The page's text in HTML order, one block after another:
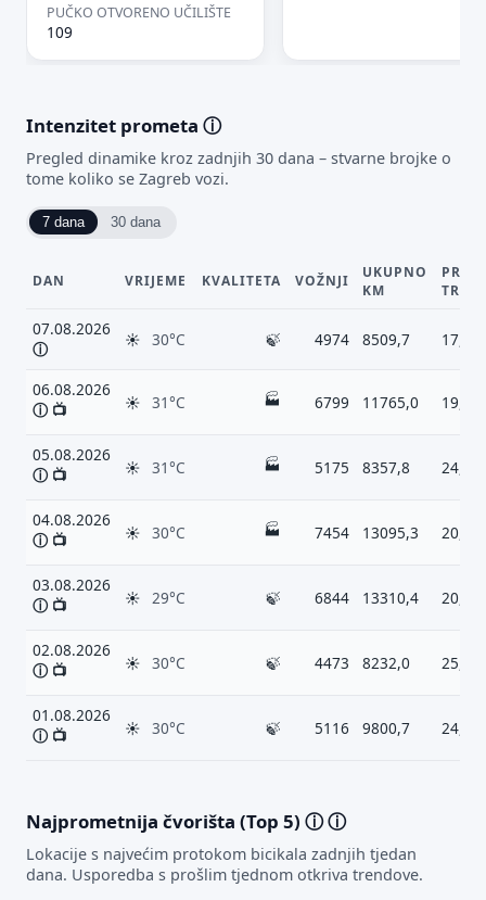
PUČKO OTVORENO UČILIŠTE
109
Intenzitet prometa ⓘ
Pregled dinamike kroz zadnjih 30 dana – stvarne brojke o
tome koliko se Zagreb vozi.
7 dana 30 dana
DAN VRIJEME KVALITETA VOŽNJI
UKUPNO
KM
07.08.2026
ⓘ
☀ 30°C 🍃 4974 8509,7 17,8
06.08.2026
ⓘ 📺 ☀ 31°C 🏭 6799 11765,0 19,9
05.08.2026
ⓘ 📺 ☀ 31°C 🏭 5175 8357,8 24,1
04.08.2026
ⓘ 📺 ☀ 30°C 🏭 7454 13095,3 20,3
03.08.2026
ⓘ 📺 ☀ 29°C 🍃 6844 13310,4 20,9
02.08.2026
ⓘ 📺 ☀ 30°C 🍃 4473 8232,0 25,6
01.08.2026
ⓘ 📺 ☀ 30°C 🍃 5116 9800,7 24,4
Najprometnija čvorišta (Top 5) ⓘⓘ
Lokacije s najvećim protokom bicikala zadnjih tjedan
dana. Usporedba s prošlim tjednom otkriva trendove.